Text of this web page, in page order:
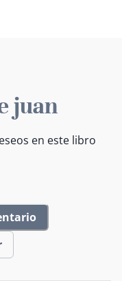
juan
en este libro